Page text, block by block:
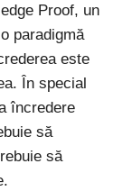
Proof, un
paradigmă
este
În special
încredere
să
să